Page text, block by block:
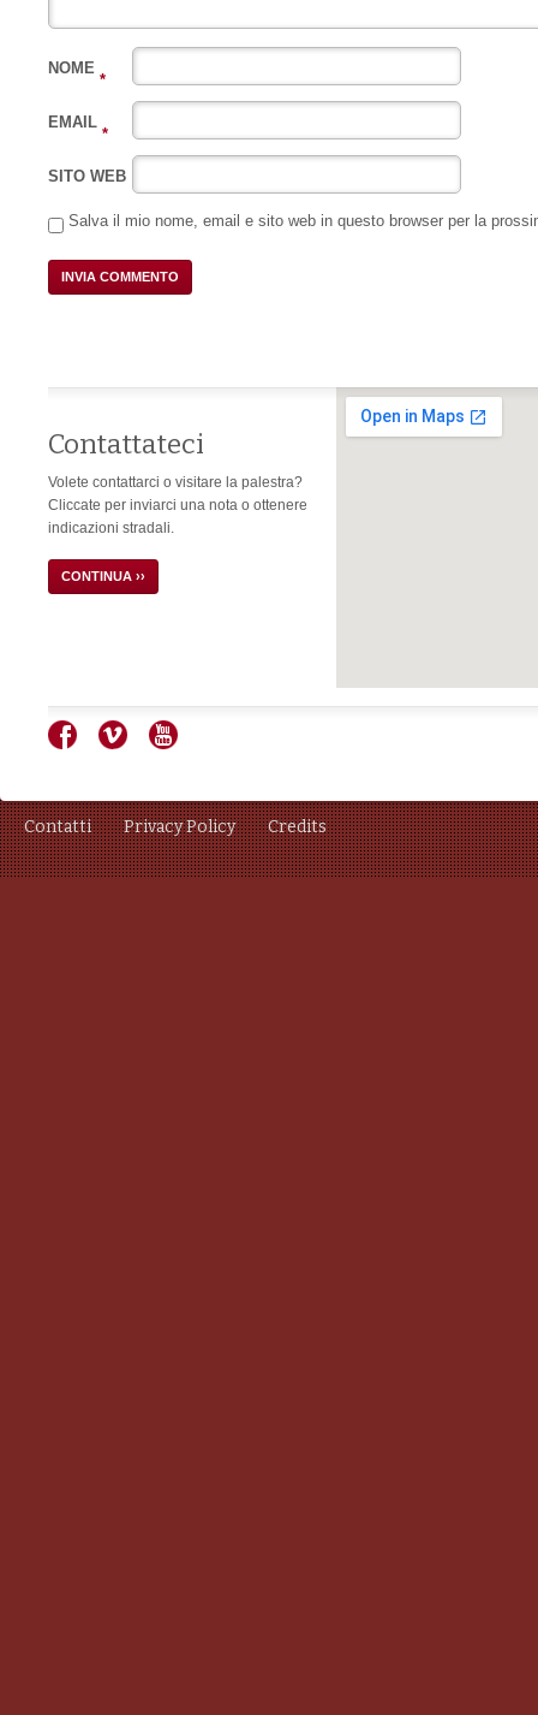
NOME
*
EMAIL
*
SITO WEB
Salva il mio nome, email e sito web in questo browser per la
Contattateci
Volete contattarci o visitare la palestra?
Cliccate per inviarci una nota o ottenere
indicazioni stradali.
CONTINUA ››
Contatti Privacy Policy Credits